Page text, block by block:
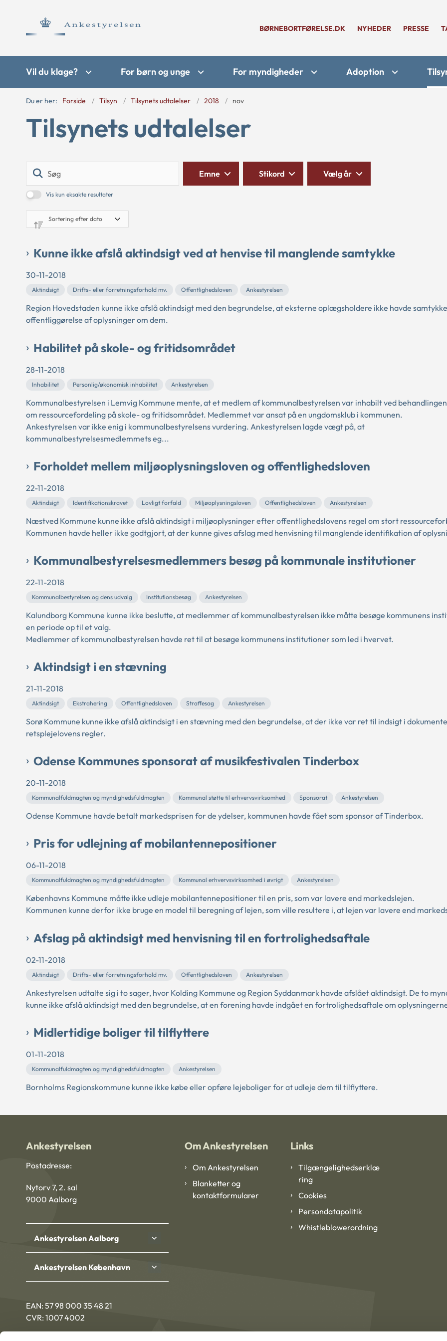
BØRNEBORTFØRELSE.DK NYHEDER PRESSE
Vil du klage? For børn og unge For myndigheder Adoption
Du er her: Forside Tilsyn Tilsynets udtalelser 2018 nov
Tilsynets udtalelser
Vis kun eksakte resultater
Emne Stikord Vælg år
Kunne ikke afslå aktindsigt ved at henvise til manglende samtykke
30-11-2018
Aktindsigt Drifts- eller forretningsforhold mv. Offentlighedsloven Ankestyrelsen
Region Hovedstaden kunne ikke afslå aktindsigt med den begrundelse, at eksterne oplægsholdere ikke havde
offentliggørelse af oplysninger om dem.
Habilitet på skole- og fritidsområdet
28-11-2018
Inhabilitet Personlig/økonomisk inhabilitet Ankestyrelsen
Kommunalbestyrelsen i Lemvig Kommune mente, at et medlem af kommunalbestyrelsen var inhabilt ved
om ressourcefordeling på skole- og fritidsområdet. Medlemmet var ansat på en ungdomsklub i kommunen.
Ankestyrelsen var ikke enig i kommunalbestyrelsens vurdering. Ankestyrelsen lagde vægt på, at
kommunalbestyrelsesmedlemmets eg...
Forholdet mellem miljøoplysningsloven og offentlighedsloven
22-11-2018
Aktindsigt Identifikationskravet Lovligt forfald Miljøoplysningsloven Offentlighedsloven Ankestyrelsen
Næstved Kommune kunne ikke afslå aktindsigt i miljøoplysninger efter offentlighedslovens regel om stort
Kommunen havde heller ikke godtgjort, at der kunne gives afslag med henvisning til manglende identifikation af
Kommunalbestyrelsesmedlemmers besøg på kommunale institutioner
22-11-2018
Kommunalbestyrelsen og dens udvalg Institutionsbesøg Ankestyrelsen
Kalundborg Kommune kunne ikke beslutte, at medlemmer af kommunalbestyrelsen ikke måtte besøge kommunens
en periode op til et valg.
Medlemmer af kommunalbestyrelsen havde ret til at besøge kommunens institutioner som led i hvervet.
Aktindsigt i en stævning
21-11-2018
Aktindsigt Ekstrahering Offentlighedsloven Straffesag Ankestyrelsen
Sorø Kommune kunne ikke afslå aktindsigt i en stævning med den begrundelse, at der ikke var ret til indsigt i
retsplejelovens regler.
Odense Kommunes sponsorat af musikfestivalen Tinderbox
20-11-2018
Kommunalfuldmagten og myndighedsfuldmagten Kommunal støtte til erhvervsvirksomhed Sponsorat Ankestyrelsen
Odense Kommune havde betalt markedsprisen for de ydelser, kommunen havde fået som sponsor af Tinderbox.
Pris for udlejning af mobilantennepositioner
06-11-2018
Kommunalfuldmagten og myndighedsfuldmagten Kommunal erhvervsvirksomhed i øvrigt Ankestyrelsen
Københavns Kommune måtte ikke udleje mobilantennepositioner til en pris, som var lavere end markedslejen.
Kommunen kunne derfor ikke bruge en model til beregning af lejen, som ville resultere i, at lejen var lavere end
Afslag på aktindsigt med henvisning til en fortrolighedsaftale
02-11-2018
Aktindsigt Drifts- eller forretningsforhold mv. Offentlighedsloven Ankestyrelsen
Ankestyrelsen udtalte sig i to sager, hvor Kolding Kommune og Region Syddanmark havde afslået aktindsigt. De to
kunne ikke afslå aktindsigt med den begrundelse, at en forening havde indgået en fortrolighedsaftale om
Midlertidige boliger til tilflyttere
01-11-2018
Kommunalfuldmagten og myndighedsfuldmagten Ankestyrelsen
Bornholms Regionskommune kunne ikke købe eller opføre lejeboliger for at udleje dem til tilflyttere.
Ankestyrelsen
Postadresse:
Nytorv 7, 2. sal
9000 Aalborg
Ankestyrelsen Aalborg
Ankestyrelsen København
EAN: 57 98 000 35 48 21
CVR: 1007 4002
Om Ankestyrelsen
Om Ankestyrelsen
Blanketter og
kontaktformularer
Links
Tilgængelighedserklæ
ring
Cookies
Persondatapolitik
Whistleblowerordning